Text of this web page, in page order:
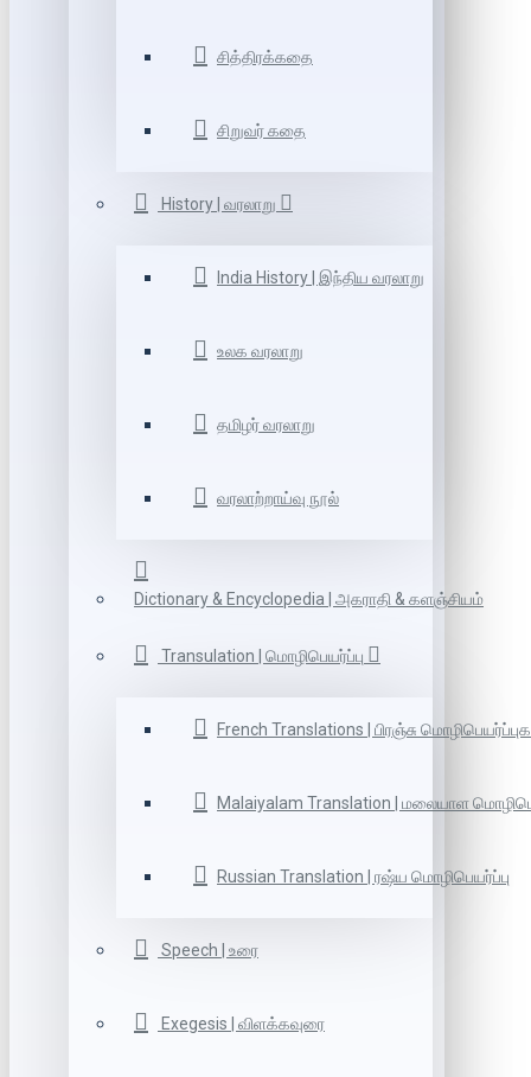
சித்திரக்கதை
சிறுவர் கதை
History | வரலாறு
India History | இந்திய வரலாறு
உலக வரலாறு
தமிழர் வரலாறு
வரலாற்றாய்வு நூல்
Dictionary & Encyclopedia | அகராதி & களஞ்சியம்
Transulation | மொழிபெயர்ப்பு
French Translations | பிரஞ்சு
Malaiyalam Translation | மலையாள
Russian Translation | ரஷ்ய மொழிபெயர்ப்பு
Speech | உரை
Exegesis | விளக்கவுரை